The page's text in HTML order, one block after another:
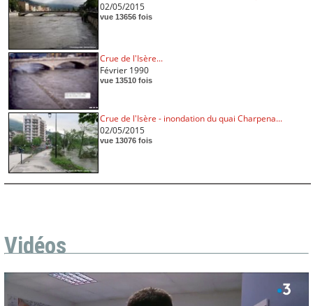
02/05/2015
vue 13656 fois
Crue de l'Isère...
Février 1990
vue 13510 fois
Crue de l'Isère - inondation du quai Charpena...
02/05/2015
vue 13076 fois
Vidéos